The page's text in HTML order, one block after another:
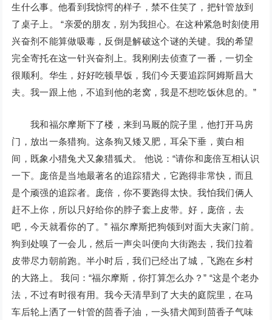
生什么事。他看到我惊愕的样子，禁不住笑了，把针管放到
了桌子上。 “亲爱的朋友，别为我担心。在这种紧急时刻使用
兴奋剂不能算做吸毒，反倒是解破这个谜的关键。我的希望
完全寄托在这一针兴奋剂上。我刚刚去侦查了一番，一切全
很顺利。华生，好好吃顿早饭，我们今天要追踪阿姆斯昌大
夫。我一跟上他，不追到他的老窝，我是不想吃饭休息的。”
我和福尔摩斯下了楼，来到马厩的院子里，他打开马房
门，放出一条猎狗。这条狗又矮又肥，耳朵下垂，黄白相
间，既象小猎兔犬又象猎狐犬。 他说：“请你和庞倍互相认识
一下。庞倍是当地最著名的追踪猎犬，它跑得非常快，而且
是个顽强的追踪者。庞倍，你不要跑得太快。我怕我们俩人
赶不上你，所以只好给你的脖子套上皮带。好，庞倍，去
吧，今天就看你的了。” 福尔摩斯把狗领到对面大夫家门前。
狗到处嗅了一会儿，然后一声尖叫便向大街跑去，我们拉着
皮带尽力朝前跑。半小时后，我们已经出了城，飞跑在乡村
的大路上。 我问：“福尔摩斯，你打算怎么办？” “这是个老办
法，不过有时很有用。我今天清早到了大夫的庭院里，在马
车后轮上洒了一针管的茴香子油，一头猎犬闻到茴香子气味